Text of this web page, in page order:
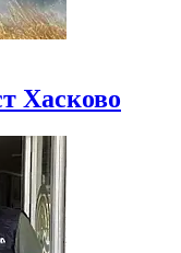
Хасково